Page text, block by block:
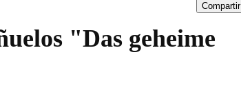
Compartir
"Das geheime